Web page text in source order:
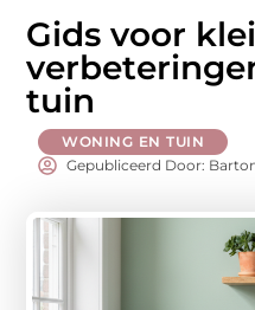
Gids voor
tuin
WONING EN TUIN
Gepubliceerd Door: